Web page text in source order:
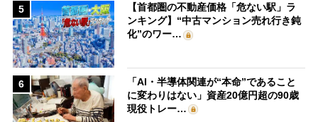
5
【首都圏の不動産価格「危ない駅」ラ
ンキング】“中古マンション売れ行き鈍
化”のワー…
6
「AI・半導体関連が“本命”であること
に変わりはない」資産20億円超の90歳
現役トレー…